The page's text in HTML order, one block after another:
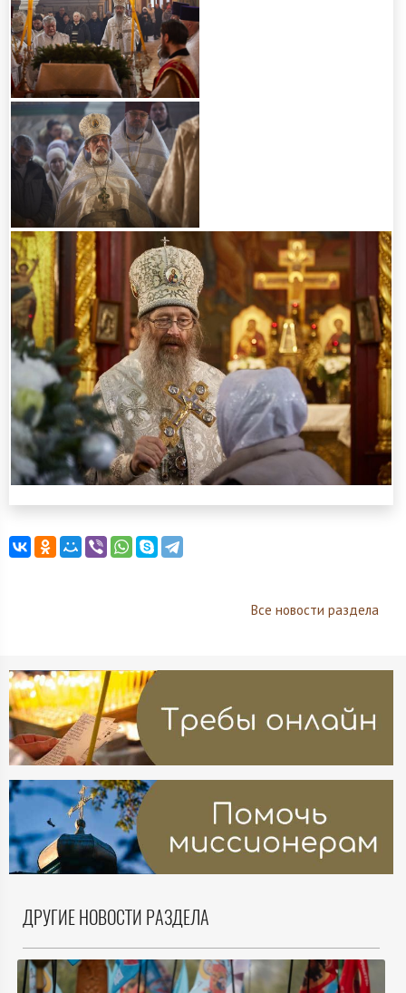
Все новости раздела
ДРУГИЕ НОВОСТИ РАЗДЕЛА